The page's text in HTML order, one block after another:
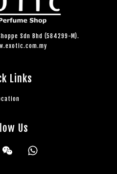
Sdn Bhd (584299-M).
Links
Us
Wechat